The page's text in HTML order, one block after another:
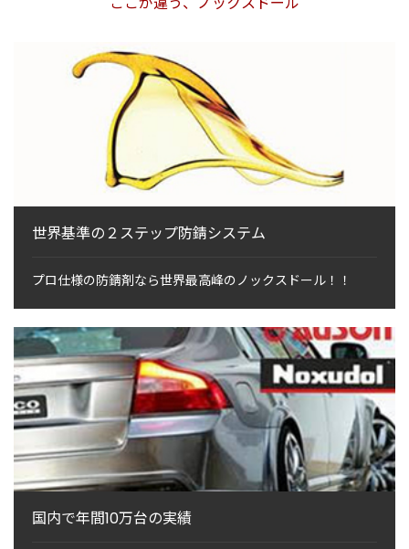
世界基準の２ステップ防錆システム
プロ仕様の防錆剤なら世界最高峰のノックスドール！！
国内で年間10万台の実績